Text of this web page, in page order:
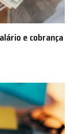
e cobrança